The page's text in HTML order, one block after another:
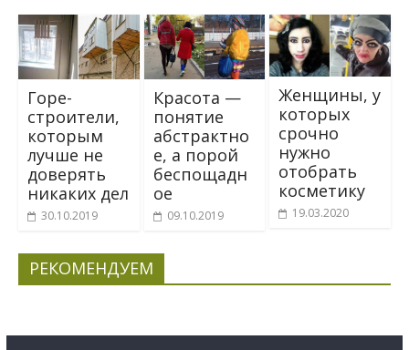
Горе-
строители,
которым
лучше не
доверять
никаких дел
30.10.2019
Красота —
понятие
абстрактно
е, а порой
беспощадн
ое
09.10.2019
Женщины, у
которых
срочно
нужно
отобрать
косметику
19.03.2020
РЕКОМЕНДУЕМ